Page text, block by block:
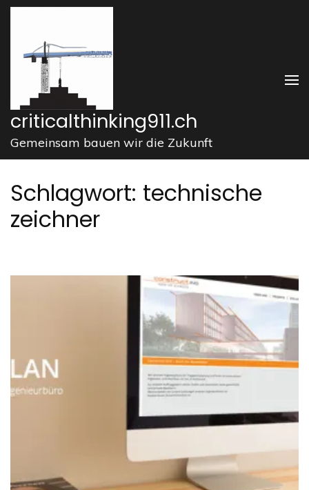
Zum
springen
drücken)
criticalthinking911.ch
Gemeinsam bauen wir die Zukunft
Schlagwort: technische
zeichner